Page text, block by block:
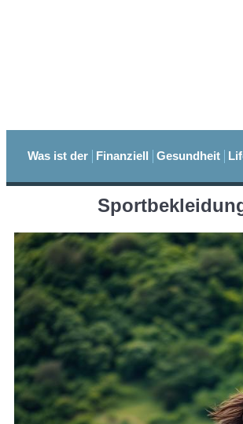
Was ist der Finanziell Gesundheit